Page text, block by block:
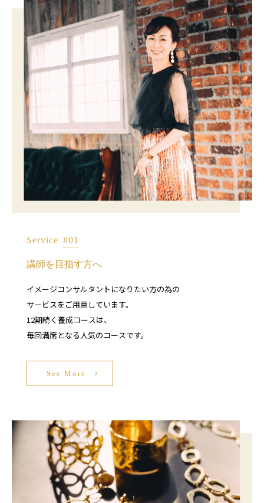
Service #01
講師を目指す方へ
イメージコンサルタントになりたい方の為の
サービスをご用意しています。
12期続く養成コースは、
毎回満席となる人気のコースです。
See More